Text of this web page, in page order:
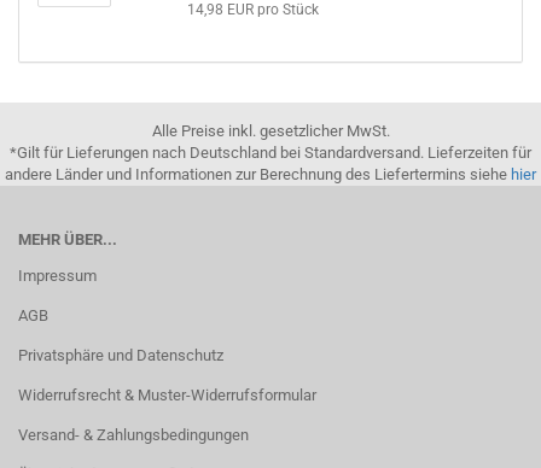
14,98 EUR pro Stück
Alle Preise inkl. gesetzlicher MwSt.
*Gilt für Lieferungen nach Deutschland bei Standardversand. Lieferzeiten für
andere Länder und Informationen zur Berechnung des Liefertermins siehe hier
MEHR ÜBER...
Impressum
AGB
Privatsphäre und Datenschutz
Widerrufsrecht & Muster-Widerrufsformular
Versand- & Zahlungsbedingungen